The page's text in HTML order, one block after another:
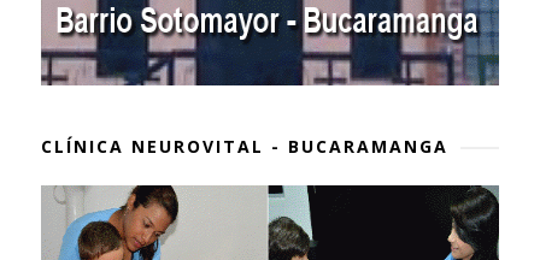
CLÍNICA NEUROVITAL - BUCARAMANGA